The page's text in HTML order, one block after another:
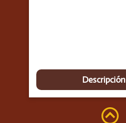
Descripción